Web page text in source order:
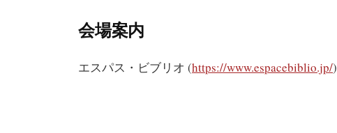
会場案内
エスパス・ビブリオ (https://www.espacebiblio.jp/)